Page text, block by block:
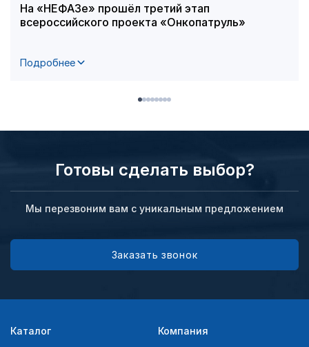
На «НЕФАЗе» прошёл третий этап
всероссийского проекта «Онкопатруль»
Подробнее
Готовы сделать выбор?
Мы перезвоним вам с уникальным предложением
Заказать звонок
Каталог Компания